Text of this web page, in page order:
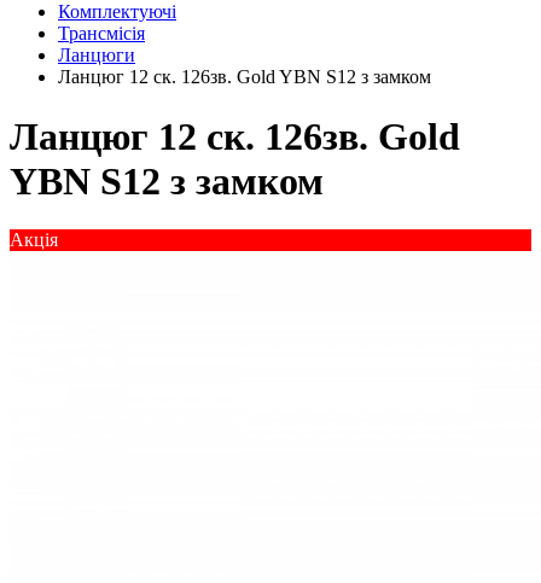
Комплектуючі
Трансмісія
Ланцюги
Ланцюг 12 ск. 126зв. Gold YBN S12 з замком
Ланцюг 12 ск. 126зв. Gold
YBN S12 з замком
Акція